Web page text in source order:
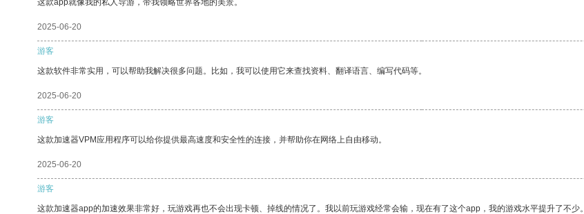
这款app就像我的私人导游，带我领略世界各地的美景。
2025-06-20
游客
这款软件非常实用，可以帮助我解决很多问题。比如，我可以使用它来查找资料、翻译语言、编写代码等。
2025-06-20
游客
这款加速器VPM应用程序可以给你提供最高速度和安全性的连接，并帮助你在网络上自由移动。
2025-06-20
游客
这款加速器app的加速效果非常好，玩游戏再也不会出现卡顿、掉线的情况了。我以前玩游戏经常会输，现在有了这个app，我的游戏水平提升了不少。